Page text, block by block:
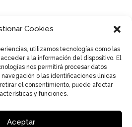
Cookies
utilizamos tecnologías como las
a la información del dispositivo. El
nos permitirá procesar datos
o las identificaciones únicas
el consentimiento, puede afectar
y funciones.
Aceptar
Política de Privacidad